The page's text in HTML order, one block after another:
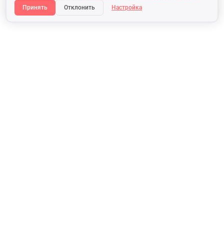
Принять
Отклонить Настройка